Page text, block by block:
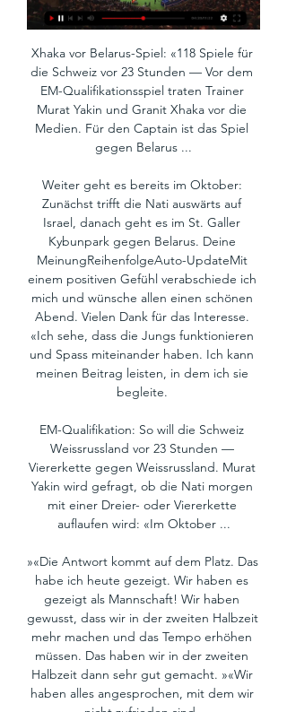
Xhaka vor Belarus-Spiel: «118 Spiele für
die Schweiz vor 23 Stunden — Vor dem
EM-Qualifikationsspiel traten Trainer
Murat Yakin und Granit Xhaka vor die
Medien. Für den Captain ist das Spiel
gegen Belarus ...
Weiter geht es bereits im Oktober:
Zunächst trifft die Nati auswärts auf
Israel, danach geht es im St. Galler
Kybunpark gegen Belarus. Deine
MeinungReihenfolgeAuto-UpdateMit
einem positiven Gefühl verabschiede ich
mich und wünsche allen einen schönen
Abend. Vielen Dank für das Interesse.
«Ich sehe, dass die Jungs funktionieren
und Spass miteinander haben. Ich kann
meinen Beitrag leisten, in dem ich sie
begleite.
EM-Qualifikation: So will die Schweiz
Weissrussland vor 23 Stunden —
Viererkette gegen Weissrussland. Murat
Yakin wird gefragt, ob die Nati morgen
mit einer Dreier- oder Viererkette
auflaufen wird: «Im Oktober ...
»«Die Antwort kommt auf dem Platz. Das
habe ich heute gezeigt. Wir haben es
gezeigt als Mannschaft! Wir haben
gewusst, dass wir in der zweiten Halbzeit
mehr machen und das Tempo erhöhen
müssen. Das haben wir in der zweiten
Halbzeit dann sehr gut gemacht. »«Wir
haben alles angesprochen, mit dem wir